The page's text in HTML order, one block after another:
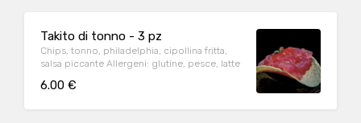
Takito di tonno - 3 pz
Chips, tonno, philadelphia, cipollina fritta,
salsa piccante Allergeni: glutine, pesce, latte
6.00 €